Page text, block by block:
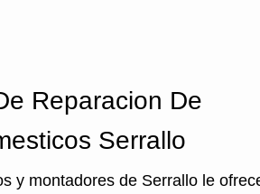
Reparacion De
Serrallo
y montadores de Serrallo le